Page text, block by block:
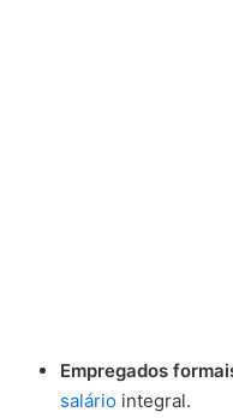
Empregados
salário integral.